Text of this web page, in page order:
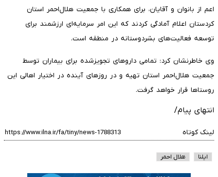
اعم از بانوان و آقایان، برای همکاری با جمعیت هلال‌احمر استان
کردستان اعلام آمادگی کردند که این امر سرمایه‌ای ارزشمند برای
توسعه فعالیت‌های بشردوستانه در منطقه است.
وی خاطرنشان کرد: تمامی داروهای تجویزشده برای بیماران توسط
جمعیت هلال‌احمر استان تهیه و در روزهای آینده در اختیار اهالی این
روستاها قرار خواهد گرفت.
انتهای پیام/
لینک کوتاه
ایلنا هلال احمر